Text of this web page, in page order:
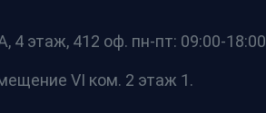
4 этаж, 412 оф. пн-пт: 09:00-18:00
VI ком. 2 этаж 1.